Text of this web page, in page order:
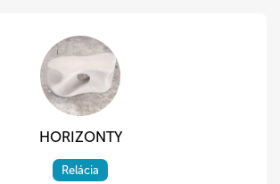
HORIZONTY
Relácia